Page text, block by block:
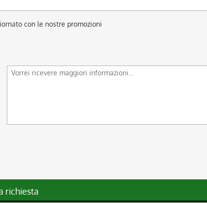
con le nostre promozioni
richiesta